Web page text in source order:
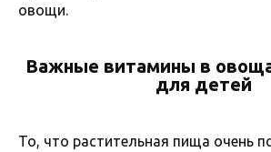
овощи.
Важные витамины в
для детей
То, что растительная пища очень